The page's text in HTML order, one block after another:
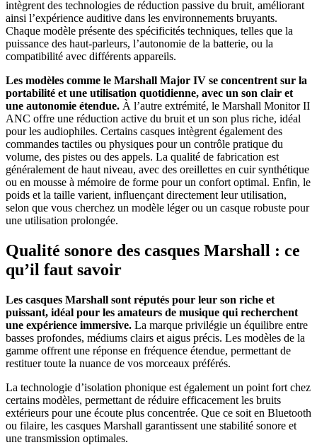
intègrent des technologies de réduction passive du bruit, améliorant
ainsi l’expérience auditive dans les environnements bruyants.
Chaque modèle présente des spécificités techniques, telles que la
puissance des haut-parleurs, l’autonomie de la batterie, ou la
compatibilité avec différents appareils.
Les modèles comme le Marshall Major IV se concentrent sur la
portabilité et une utilisation quotidienne, avec un son clair et
une autonomie étendue. À l’autre extrémité, le Marshall Monitor II
ANC offre une réduction active du bruit et un son plus riche, idéal
pour les audiophiles. Certains casques intègrent également des
commandes tactiles ou physiques pour un contrôle pratique du
volume, des pistes ou des appels. La qualité de fabrication est
généralement de haut niveau, avec des oreillettes en cuir synthétique
ou en mousse à mémoire de forme pour un confort optimal. Enfin, le
poids et la taille varient, influençant directement leur utilisation,
selon que vous cherchez un modèle léger ou un casque robuste pour
une utilisation prolongée.
Qualité sonore des casques Marshall : ce
qu’il faut savoir
Les casques Marshall sont réputés pour leur son riche et
puissant, idéal pour les amateurs de musique qui recherchent
une expérience immersive. La marque privilégie un équilibre entre
basses profondes, médiums clairs et aigus précis. Les modèles de la
gamme offrent une réponse en fréquence étendue, permettant de
restituer toute la nuance de vos morceaux préférés.
La technologie d’isolation phonique est également un point fort chez
certains modèles, permettant de réduire efficacement les bruits
extérieurs pour une écoute plus concentrée. Que ce soit en Bluetooth
ou filaire, les casques Marshall garantissent une stabilité sonore et
une transmission optimales.